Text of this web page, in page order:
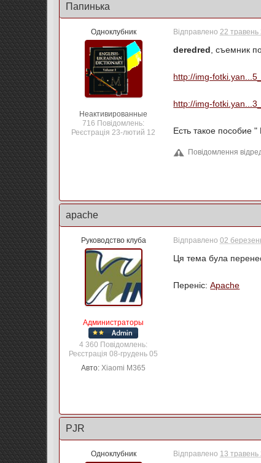
Папинька
Одноклубник
Неактивированные
716 Повідомлень:
Реєстрація 23-лютий 12
Відправлено22 травень
deredred , съемник
http://img-
http://img-
Есть такое пособие
Повідомлення
apache
Руководство клуба
Администраторы
4 360 Повідомлень:
Реєстрація 08-грудень 05
Авто: Xiaomi M365
Відправлено02
Ця тема була
Переніс:Apache
PJR
Одноклубник Відправлено 13